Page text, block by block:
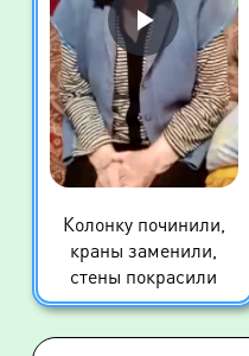
Колонку починили,
краны заменили,
стены покрасили